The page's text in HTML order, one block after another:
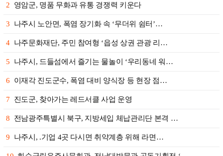
2 영암군, 명품 무화과 유통 경쟁력 키운다
3 나주시 노안면, 폭염 장기화 속 ‘무더위 쉼터’…
4 나주문화재단, 주민 참여형 ‘읍성 상권 관광 리…
5 나주시, 드들섬에서 즐기는 물놀이 ‘우리동네 워…
6 이재각 진도군수, 폭염 대비 양식장 등 현장 점…
7 진도군, 찾아가는 레드서클 사업 운영
8 전남광주특별시 북구, 지방세입 체납관리단 본격 …
9 나주시, .기업 4곳 다시면 취약계층 위해 라면…